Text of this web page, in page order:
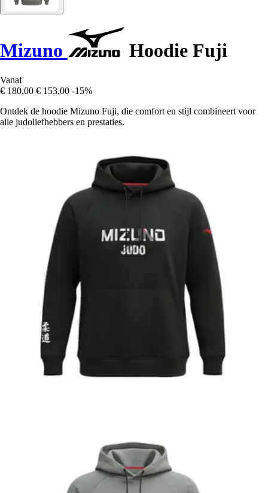
Mizuno Hoodie Fuji
Vanaf
€ 180,00 € 153,00 -15%
Ontdek de hoodie Mizuno Fuji, die comfort en stijl combineert voor
alle judoliefhebbers en prestaties.